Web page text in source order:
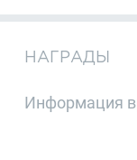
НАГРАДЫ
Информация